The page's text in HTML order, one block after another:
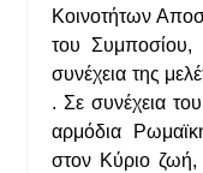
Κοινοτήτων
του
συνέχεια της
. Σε συνέχεια
αρμόδια
στον Κύριο ζωή,